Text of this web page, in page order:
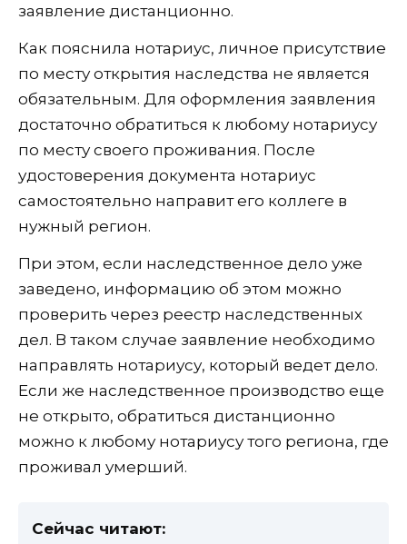
заявление дистанционно.
Как пояснила нотариус, личное присутствие
по месту открытия наследства не является
обязательным. Для оформления заявления
достаточно обратиться к любому нотариусу
по месту своего проживания. После
удостоверения документа нотариус
самостоятельно направит его коллеге в
нужный регион.
При этом, если наследственное дело уже
заведено, информацию об этом можно
проверить через реестр наследственных
дел. В таком случае заявление необходимо
направлять нотариусу, который ведет дело.
Если же наследственное производство еще
не открыто, обратиться дистанционно
можно к любому нотариусу того региона, где
проживал умерший.
Сейчас читают: